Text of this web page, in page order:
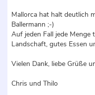
Mallorca hat halt deutlich
Ballermann ;-)
Auf jeden Fall jede Menge
Landschaft, gutes Essen
Vielen Dank, liebe Grüße
Chris und Thilo